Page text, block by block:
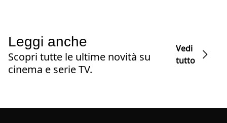
Leggi anche
Scopri tutte le ultime novità su
cinema e serie TV.
Vedi
tutto